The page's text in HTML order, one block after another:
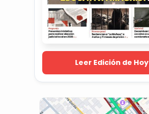
Leer Edición de Hoy